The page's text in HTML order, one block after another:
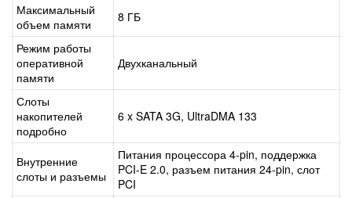
Максимальный
объем памяти
8 ГБ
Режим работы
оперативной
памяти
Двухканальный
Слоты
накопителей
подробно
6 x SATA 3G, UltraDMA 133
Внутренние
слоты и разъемы
Питания процессора 4-pin, поддержка
PCI-E 2.0, разъем питания 24-pin, слот
PCI